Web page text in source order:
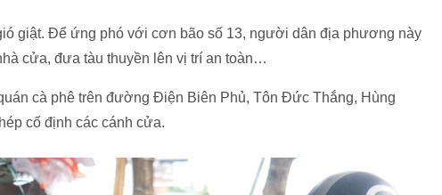
giật. Để ứng phó với cơn bão số 13, người dân địa phương này
cửa, đưa tàu thuyền lên vị trí an toàn…
cà phê trên đường Điện Biên Phủ, Tôn Đức Thắng, Hùng
cố định các cánh cửa.